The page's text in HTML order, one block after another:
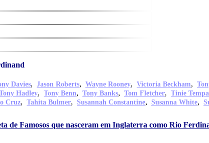
Davies, Jason Roberts, Wayne Rooney, Victoria Beckham,
Hadley, Tony Benn, Tony Banks, Tom Fletcher, Tinie
Cruz, Tahita Bulmer, Susannah Constantine, Susanna White,
de Famosos que nasceram em Inglaterra como Rio